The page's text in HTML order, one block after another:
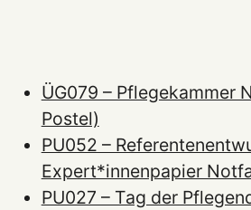
ÜG079 – Pflegekammer
Postel)
PU052 –
Expert*innenpapier
PU027 – Tag der